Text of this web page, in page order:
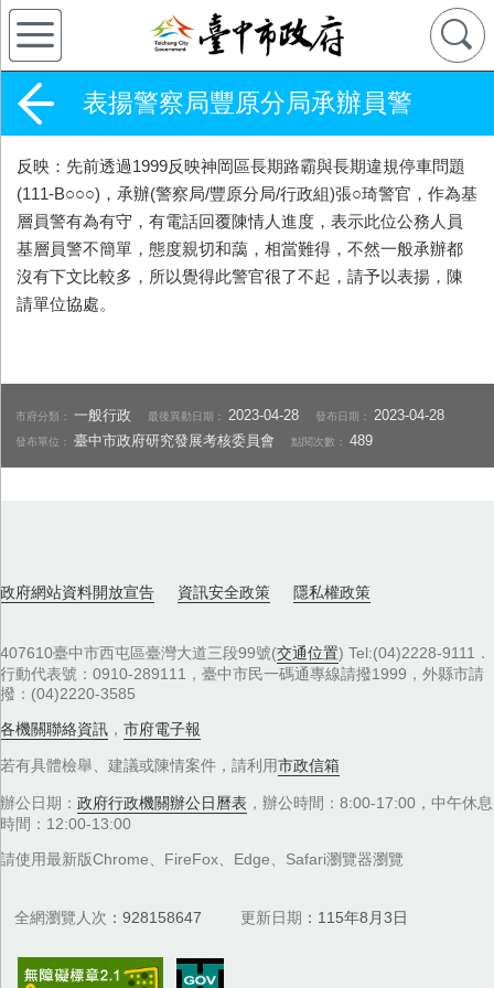
表揚警察局豐原分局承辦員警
反映：先前透過1999反映神岡區長期路霸與長期違規停車問題
(111-B○○○)，承辦(警察局/豐原分局/行政組)張○琦警官，作為基
層員警有為有守，有電話回覆陳情人進度，表示此位公務人員
基層員警不簡單，態度親切和藹，相當難得，不然一般承辦都
沒有下文比較多，所以覺得此警官很了不起，請予以表揚，陳
請單位協處。
市府分類：一般行政 最後異動日期： 2023-04-28 發布日期： 2023-04-28
發布單位：臺中市政府研究發展考核委員會 點閱次數：489
政府網站資料開放宣告 資訊安全政策 隱私權政策
407610臺中市西屯區臺灣大道三段99號(交通位置) Tel:(04)2228-9111．
行動代表號：0910-289111，臺中市民一碼通專線請撥1999，外縣市請
撥：(04)2220-3585
各機關聯絡資訊 ， 市府電子報
若有具體檢舉、建議或陳情案件，請利用市政信箱
辦公日期： 政府行政機關辦公日曆表 ，辦公時間：8:00-17:00，中午休息
時間：12:00-13:00
請使用最新版Chrome、FireFox、Edge、Safari瀏覽器瀏覽
全網瀏覽人次 928158647 更新日期 115年8月3日